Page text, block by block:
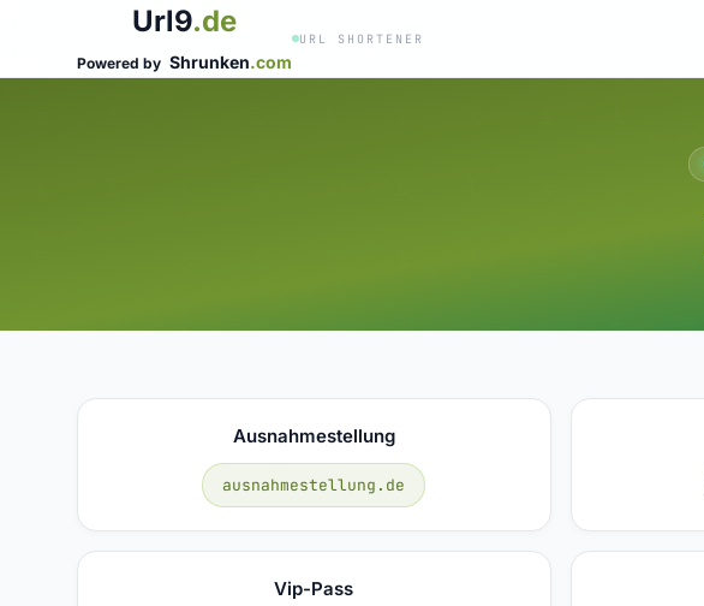
Url9.de
Powered by Shrunken.com
URL SHORTENER
Ausnahmestellung
ausnahmestellung.de
Vip-Pass